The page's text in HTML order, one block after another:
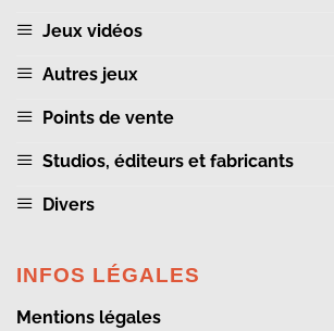
Jeux vidéos
Autres jeux
Points de vente
Studios, éditeurs et fabricants
Divers
INFOS LÉGALES
Mentions légales